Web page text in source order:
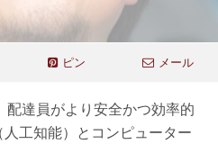
ピン メール
達員がより安全かつ効率的
工知能）とコンピューター